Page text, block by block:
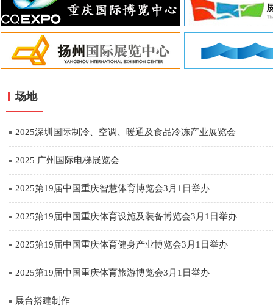
场地
2025深圳国际制冷、空调、暖通及食品冷冻产业展览会
2025 广州国际电梯展览会
2025第19届中国重庆智慧体育博览会3月1日举办
2025第19届中国重庆体育设施及装备博览会3月1日举办
2025第19届中国重庆体育健身产业博览会3月1日举办
2025第19届中国重庆体育旅游博览会3月1日举办
展台搭建制作